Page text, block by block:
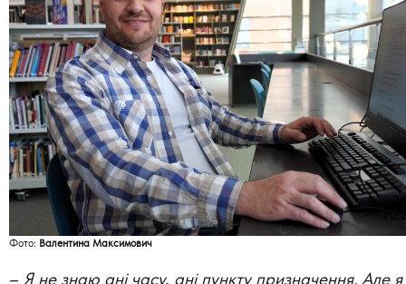
Фото: Валентина Максимович
– Я не знаю ані часу, ані пункту призначення. Але я